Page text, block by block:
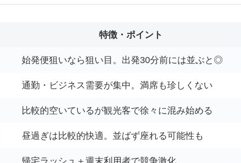
特徴・ポイント
始発便狙いなら狙い目。出発30分前には並ぶと◎
通勤・ビジネス需要が集中。満席も珍しくない
比較的空いているが観光客で徐々に混み始める
昼過ぎは比較的快適。並ばず座れる可能性も